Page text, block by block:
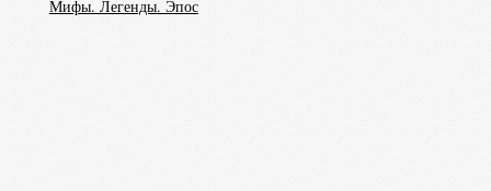
Мифы. Легенды. Эпос